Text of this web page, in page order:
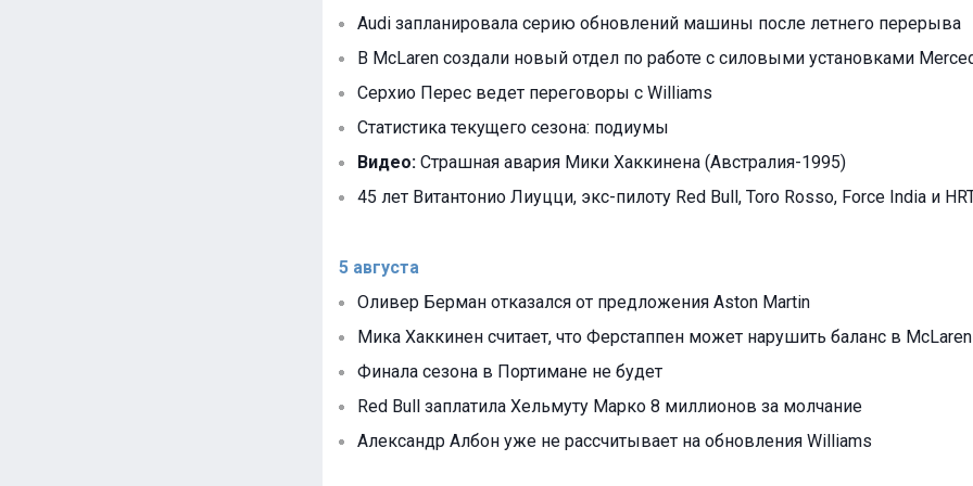
Audi запланировала серию обновлений машины после летнего перерыва
В McLaren создали новый отдел по работе с силовыми установками
Серхио Перес ведет переговоры с Williams
Статистика текущего сезона: подиумы
Видео: Страшная авария Мики Хаккинена (Австралия-1995)
45 лет Витантонио Лиуцци, экс-пилоту Red Bull, Toro Rosso, Force India и
5 августа
Оливер Берман отказался от предложения Aston Martin
Мика Хаккинен считает, что Ферстаппен может нарушить баланс в McLaren
Финала сезона в Портимане не будет
Red Bull заплатила Хельмуту Марко 8 миллионов за молчание
Александр Албон уже не рассчитывает на обновления Williams